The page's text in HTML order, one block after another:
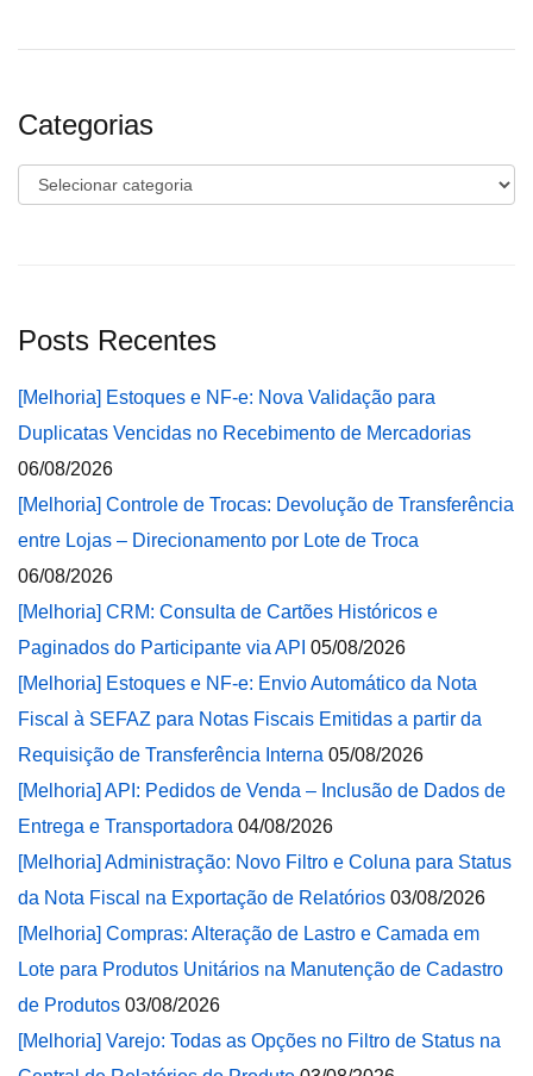
Categorias
Categorias
Posts Recentes
[Melhoria] Estoques e NF-e: Nova Validação para
Duplicatas Vencidas no Recebimento de Mercadorias
06/08/2026
[Melhoria] Controle de Trocas: Devolução de Transferência
entre Lojas – Direcionamento por Lote de Troca
06/08/2026
[Melhoria] CRM: Consulta de Cartões Históricos e
Paginados do Participante via API 05/08/2026
[Melhoria] Estoques e NF-e: Envio Automático da Nota
Fiscal à SEFAZ para Notas Fiscais Emitidas a partir da
Requisição de Transferência Interna 05/08/2026
[Melhoria] API: Pedidos de Venda – Inclusão de Dados de
Entrega e Transportadora 04/08/2026
[Melhoria] Administração: Novo Filtro e Coluna para Status
da Nota Fiscal na Exportação de Relatórios 03/08/2026
[Melhoria] Compras: Alteração de Lastro e Camada em
Lote para Produtos Unitários na Manutenção de Cadastro
de Produtos 03/08/2026
[Melhoria] Varejo: Todas as Opções no Filtro de Status na